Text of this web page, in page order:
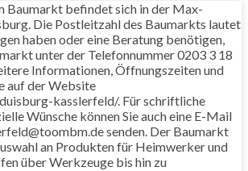
Baumarkt befindet sich in der Max-
Die Postleitzahl des Baumarkts lautet
haben oder eine Beratung benötigen,
unter der Telefonnummer 0203 3 18
Informationen, Öffnungszeiten und
auf der Website
kasslerfeld/. Für schriftliche
Wünsche können Sie auch eine E-Mail
senden. Der Baumarkt
an Produkten für Heimwerker und
über Werkzeuge bis hin zu